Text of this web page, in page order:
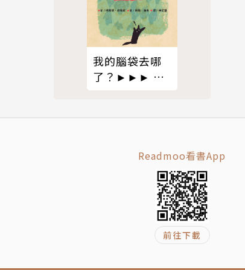
果
我的腦袋去哪
了？►►► 東
Readmoo看書App
前往下載